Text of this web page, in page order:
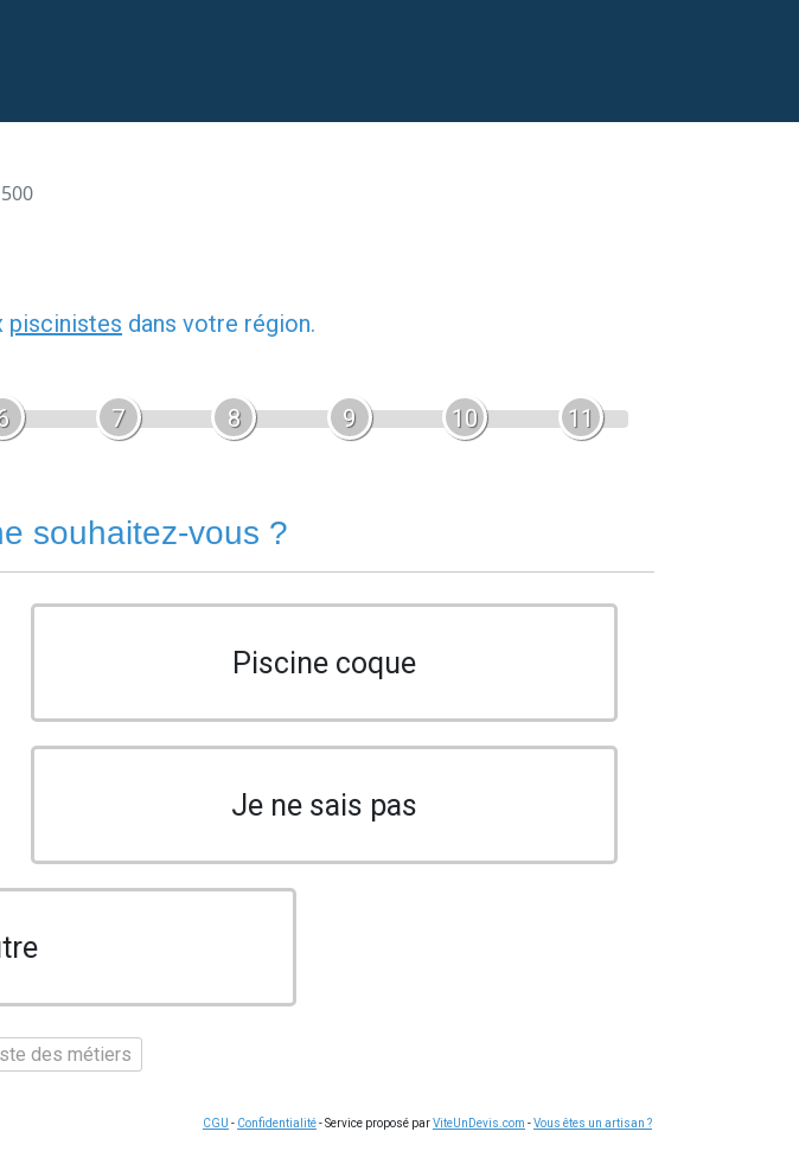
piscinistes dans votre région.
7 8 9 10 11
souhaitez-vous ?
Piscine coque
Je ne sais pas
des métiers
CGU - Confidentialité- Service proposé parViteUnDevis.com -Vous êtes un artisan ?